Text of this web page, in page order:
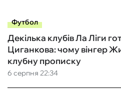
Футбол
6 серпня 22:34
Декілька клубів Ла Ліги
Циганкова: чому вінгер
клубну прописку